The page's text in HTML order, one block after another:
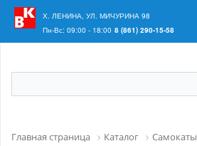
Ваш регион:
Х. ЛЕНИНА, УЛ. МИЧУРИНА 98
Пн-Вс: 09:00 - 18:00 8 (861) 290-15-58
Главная страница Каталог Самокаты